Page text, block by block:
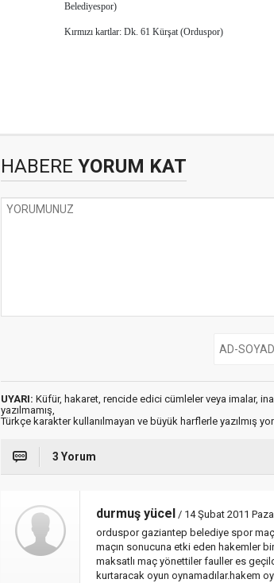
Belediyespor)
Kırmızı kartlar: Dk. 61 Kürşat (Orduspor)
HABERE YORUM KAT
UYARI: Küfür, hakaret, rencide edici cümleler veya imalar,
yazılmamış,
Türkçe karakter kullanılmayan ve büyük harflerle yazılmış
3 Yorum
durmuş yücel / 14 Şubat 2011
orduspor gaziantep belediye spor
maçın sonucuna etki eden hakemler
maksatlı maç yönettiler fauller es
kurtaracak oyun oynamadılar.hakem